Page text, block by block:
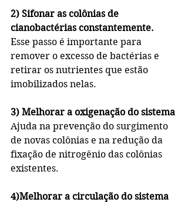
2) Sifonar as colônias de
cianobactérias constantemente.
Esse passo é importante para
remover o excesso de bactérias e
retirar os nutrientes que estão
imobilizados nelas.
3) Melhorar a oxigenação do sistema
Ajuda na prevenção do surgimento
de novas colônias e na redução da
fixação de nitrogênio das colônias
existentes.
4)Melhorar a circulação do sistema